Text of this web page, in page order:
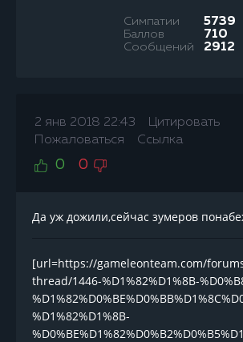
Симпатии 5739
Баллов 710
Сообщений 2912
2 янв 2018 22:43
Цитировать
Пожаловаться
Ссылка
0 0
Да уж дожили,сейчас зумеров
[url=https://gameleonteam.com/
thread/1446-%D1%82%D1%8B-
%D1%82%D1%8B-